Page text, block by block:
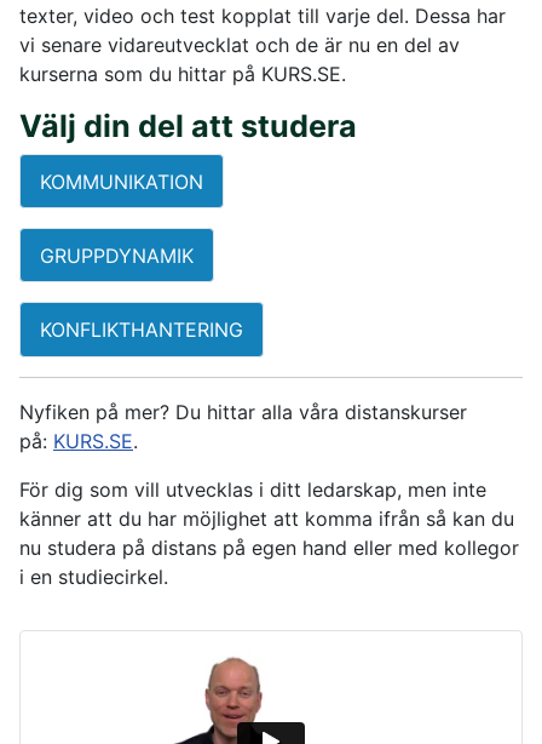
texter, video och test kopplat till varje del. Dessa har
vi senare vidareutvecklat och de är nu en del av
kurserna som du hittar på KURS.SE.
Välj din del att studera
KOMMUNIKATION
GRUPPDYNAMIK
KONFLIKTHANTERING
Nyfiken på mer? Du hittar alla våra distanskurser
på: KURS.SE.
För dig som vill utvecklas i ditt ledarskap, men inte
känner att du har möjlighet att komma ifrån så kan du
nu studera på distans på egen hand eller med kollegor
i en studiecirkel.